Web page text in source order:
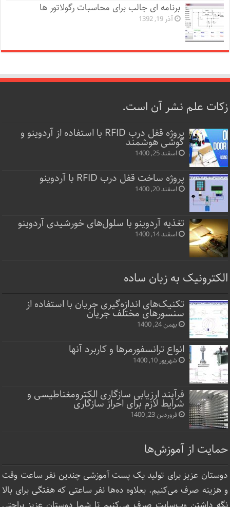
برنامه ای جالب برای محاسبات رگولاتور ها
آذر 19, 1392
زکات علم نشر آن است.
پروژه قفل‌ درب RFID با استفاده از آردوینو و
گوشی هوشمند
اسفند 25, 1400
پروژه ساخت قفل‌ درب RFID با آردوینو
اسفند 20, 1400
تغذیه آردوینو با سلول‌های خورشیدی آردوینو
اسفند 14, 1400
الکترونیک به زبان ساده
تکنیک‌های اندازه‌گیری جریان با استفاده از
سنسورهای مختلف جریان
بهمن 24, 1400
انواع ترانسفورمرها و کاربرد آنها
شهریور 10, 1400
فرآیند ارزیابی سازگاری الکترومغناطیسی و
شرایط لازم برای احراز سازگاری
فروردین 23, 1400
حمایت از آموزش‌ها
دوستان عزیز برای تولید یک پست آموزشی چندین نفر ساعت‌ وقت
و هزینه صرف می‌کنیم. بعلاوه ده‌ها نفر ساعتی که هفتگی برای بالا